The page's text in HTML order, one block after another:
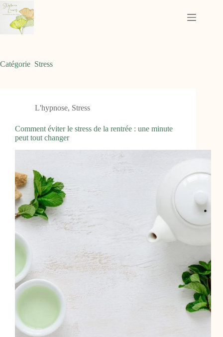
Passer
au
contenu
Catégorie Stress
L'hypnose, Stress
Comment éviter le stress de la rentrée : une minute
peut tout changer